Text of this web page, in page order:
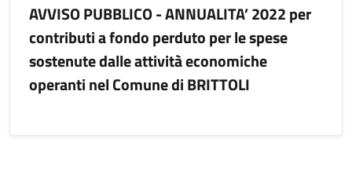
AVVISO PUBBLICO - ANNUALITA’ 2022 per
contributi a fondo perduto per le spese
sostenute dalle attività economiche
operanti nel Comune di BRITTOLI